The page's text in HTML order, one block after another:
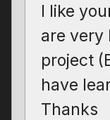
I like
are very
project
have
Thanks